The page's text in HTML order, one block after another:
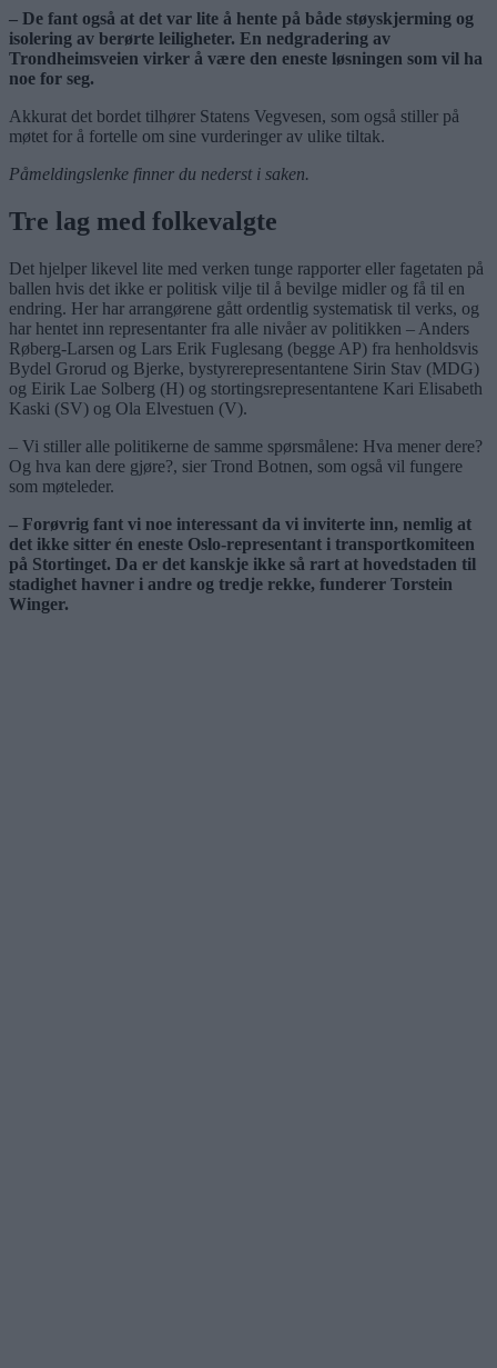
– De fant også at det var lite å hente på både støyskjerming og
isolering av berørte leiligheter. En nedgradering av
Trondheimsveien virker å være den eneste løsningen som vil ha
noe for seg.
Akkurat det bordet tilhører Statens Vegvesen, som også stiller på
møtet for å fortelle om sine vurderinger av ulike tiltak.
Påmeldingslenke finner du nederst i saken.
Tre lag med folkevalgte
Det hjelper likevel lite med verken tunge rapporter eller fagetaten på
ballen hvis det ikke er politisk vilje til å bevilge midler og få til en
endring. Her har arrangørene gått ordentlig systematisk til verks, og
har hentet inn representanter fra alle nivåer av politikken – Anders
Røberg-Larsen og Lars Erik Fuglesang (begge AP) fra henholdsvis
Bydel Grorud og Bjerke, bystyrerepresentantene Sirin Stav (MDG)
og Eirik Lae Solberg (H) og stortingsrepresentantene Kari Elisabeth
Kaski (SV) og Ola Elvestuen (V).
– Vi stiller alle politikerne de samme spørsmålene: Hva mener dere?
Og hva kan dere gjøre?, sier Trond Botnen, som også vil fungere
som møteleder.
– Forøvrig fant vi noe interessant da vi inviterte inn, nemlig at
det ikke sitter én eneste Oslo-representant i transportkomiteen
på Stortinget. Da er det kanskje ikke så rart at hovedstaden til
stadighet havner i andre og tredje rekke, funderer Torstein
Winger.